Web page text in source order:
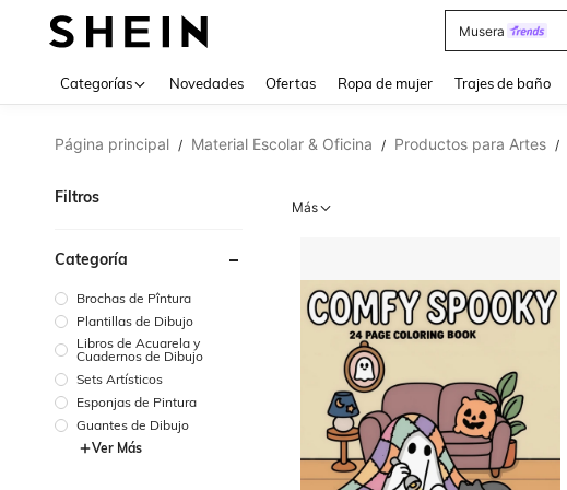
Musera
Categorías Novedades Ofertas Ropa de mujer Trajes de baño
Página principal / Material Escolar & Oficina / Productos para Artes /
Filtros
Categoría
Brochas de Pîntura
Plantillas de Dibujo
Libros de Acuarela y
Cuadernos de Dibujo
Sets Artísticos
Esponjas de Pintura
Guantes de Dibujo
Ver Más
Más